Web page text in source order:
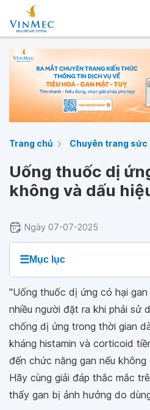
Trang chủ Chuyên trang sức
Uống thuốc dị
không và dấu
Ngày 07-07-2025
☰Mục lục
"Uống thuốc dị ứng có hại gan
nhiều người đặt ra khi phải sử
chống dị ứng trong thời gian
kháng histamin và corticoid
đến chức năng gan nếu
Hãy cùng giải đáp thắc mắc
thấy gan bị ảnh hưởng do